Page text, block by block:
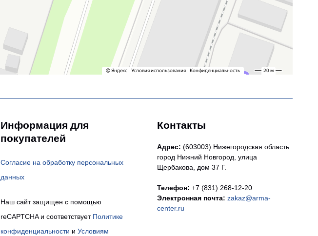
Информация для
покупателей
Согласие на обработку персональных
данных
Наш сайт защищен с помощью
reCAPTCHA и соответствует Политике
конфиденциальности и Условиям
Контакты
Адрес: (603003) Нижегородская область
город Нижний Новгород, улица
Щербакова, дом 37 Г.
Телефон: +7 (831) 268-12-20
Электронная почта: zakaz@arma-
center.ru